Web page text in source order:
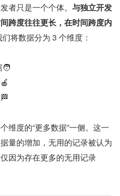
者只是一个个体。 与独立开发
跨度往往更长，在时间跨度内
们将数据分为 3 个维度：
维度的“更多数据”一侧。这一
量的增加，无用的记录被认为
因为存在更多的无用记录